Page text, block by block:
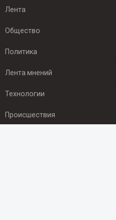
Лента
Общество
Политика
Лента мнений
Технологии
Происшествия